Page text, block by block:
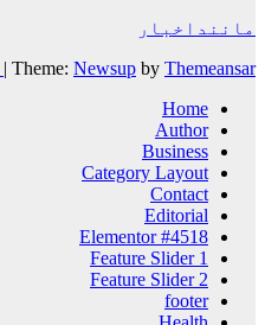
ماننداخبار
| Theme: Newsup by Themeansar
Home
Author
Business
Category Layout
Contact
Editorial
Elementor #4518
Feature Slider 1
Feature Slider 2
footer